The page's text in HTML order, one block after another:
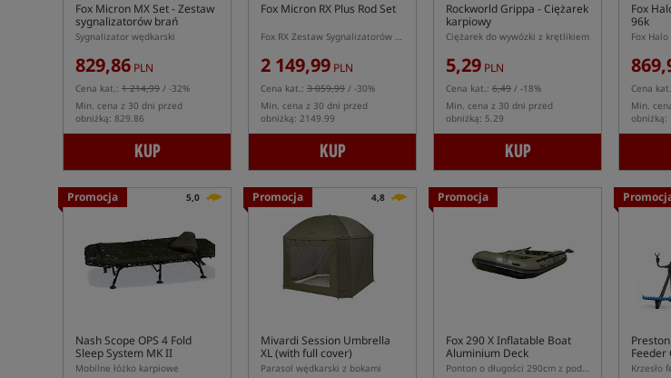
Fox Micron MX Set- Zestaw
sygnalizatorów brań
Sygnalizator wędkarski
829,86 PLN
Cena kat.: 1 214,99 / -32%
Min. cena z 30 dni przed
obniżką: 829.86
KUP
Fox Micron RX Plus Rod Set
Fox RX Zestaw Sygnalizatorów + Centralka RX+
2 149,99 PLN
Cena kat.: 3 059,99 / -30%
Min. cena z 30 dni przed
obniżką: 2149.99
KUP
Rockworld Grippa - Ciężarek
karpiowy
Ciężarek do wywózki z krętlikiem
5,29 PLN
Cena kat.: 6,49 / -18%
Min. cena z 30 dni przed
obniżką: 5.29
KUP
Fox
96k
Cena
Min.
obniżką:
Promocja 5,0
Nash Scope OPS 4 Fold
Sleep System MK II
Mobilne łóżko karpiowe
Promocja 4,8
Mivardi Session Umbrella
XL (with full cover)
Parasol wędkarski z bokami
Promocja
Fox 290 X Inflatable Boat
Aluminium Deck
Ponton o długości 290cm z podłogą aluminiową
Feeder